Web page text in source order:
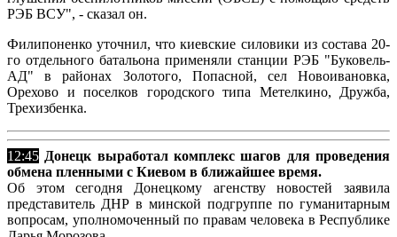
РЭБ ВСУ", - сказал он.
Филипоненко уточнил, что киевские силовики из состава 20-
го отдельного батальона применяли станции РЭБ "Буковель-
АД" в районах Золотого, Попасной, сел Новоивановка,
Орехово и поселков городского типа Метелкино, Дружба,
Трехизбенка.
12:45 Донецк выработал комплекс шагов для проведения
обмена пленными с Киевом в ближайшее время.
Об этом сегодня Донецкому агенству новостей заявила
представитель ДНР в минской подгруппе по гуманитарным
вопросам, уполномоченный по правам человека в Республике